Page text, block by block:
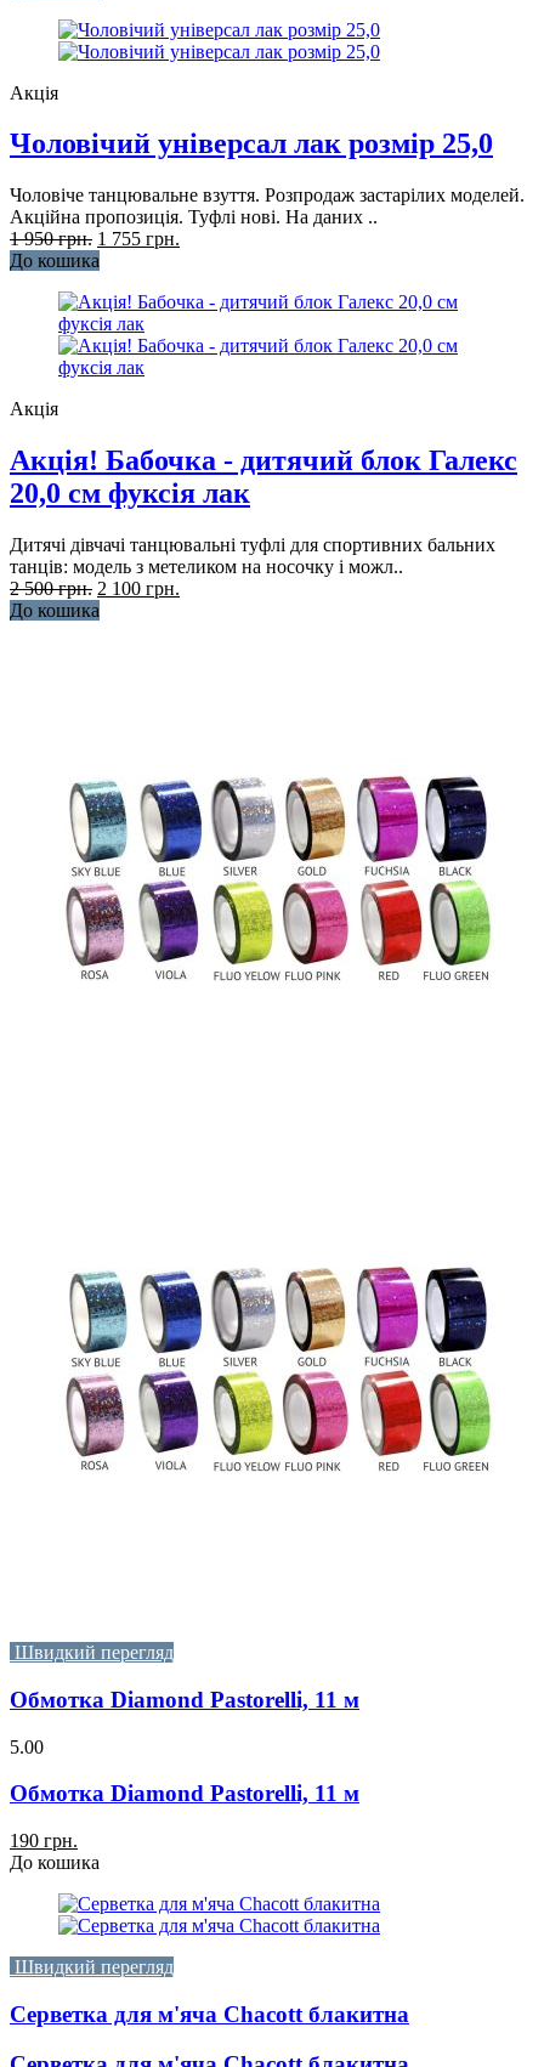
Акція
Чоловічий універсал лак розмір 25,0
Чоловіче танцювальне взуття. Розпродаж застарілих моделей.
Акційна пропозиція. Туфлі нові. На даних ..
1 950 грн. 1 755 грн.
До кошика
Акція
Акція! Бабочка - дитячий блок Галекс
20,0 см фуксія лак
Дитячі дівчачі танцювальні туфлі для спортивних бальних
танців: модель з метеликом на носочку і можл..
2 500 грн. 2 100 грн.
До кошика
Швидкий перегляд
Обмотка Diamond Pastorelli, 11 м
5.00
Обмотка Diamond Pastorelli, 11 м
190 грн.
До кошика
Швидкий перегляд
Серветка для м'яча Chacott блакитна